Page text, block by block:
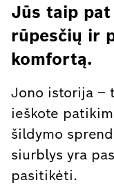
Jūs taip
rūpesčių ir
komfortą.
Jono istorija –
ieškote
šildymo
siurblys yra
pasitikėti.